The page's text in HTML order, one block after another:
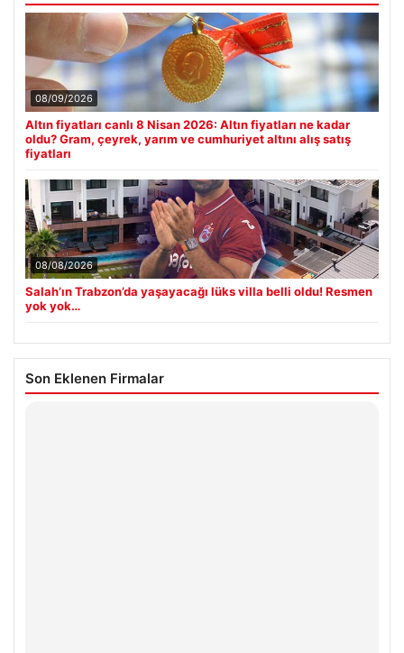
08/09/2026
Altın fiyatları canlı 8 Nisan 2026: Altın fiyatları ne kadar
oldu? Gram, çeyrek, yarım ve cumhuriyet altını alış satış
fiyatları
08/08/2026
Salah’ın Trabzon’da yaşayacağı lüks villa belli oldu! Resmen
yok yok…
Son Eklenen Firmalar